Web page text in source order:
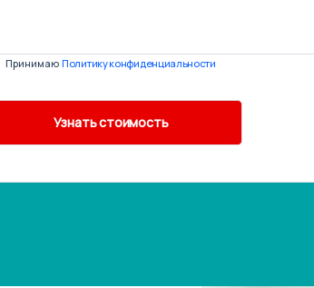
Принимаю Политику конфиденциальности